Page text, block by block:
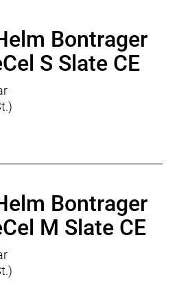
Verletzung bei einem
abhängig, wie etwa
und vom
beteiligten Person.
Helmtechnologie, die
durch bestimmte
kann. Seine
im Helminneren
absorbi
des Jahres
Bontrager
S Slate CE
Bontrager
M Slate CE